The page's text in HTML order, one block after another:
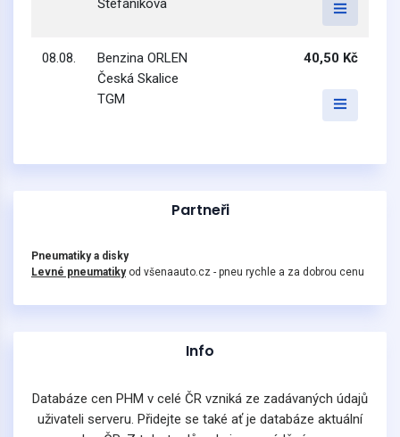
Štefánikova
08.08.
Benzina ORLEN
Česká Skalice
TGM
40,50 Kč
Partneři
Pneumatiky a disky
Levné pneumatikyod všenaauto.cz - pneu rychle a za dobrou cenu
Info
Databáze cen PHM v celé ČR vzniká ze zadávaných údajů
uživateli serveru. Přidejte se také ať je databáze aktuální